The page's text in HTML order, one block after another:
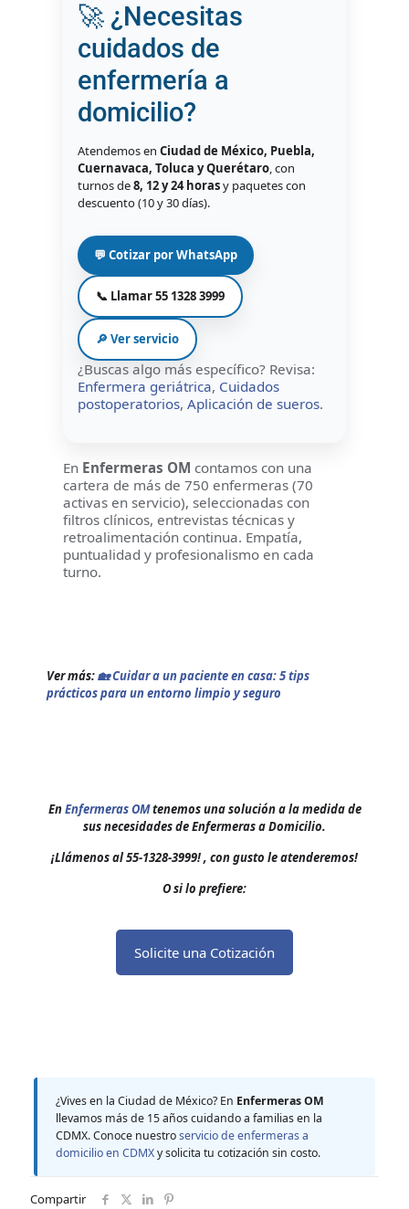
🚀 ¿Necesitas
cuidados de
enfermería a
domicilio?
Atendemos en Ciudad de México, Puebla,
Cuernavaca, Toluca y Querétaro, con
turnos de8, 12 y 24 horasy paquetes con
descuento (10 y 30 días).
💬 Cotizar por WhatsApp
📞 Llamar 55 1328 3999
🔎 Ver servicio
¿Buscas algo más específico? Revisa:
Enfermera geriátrica, Cuidados
postoperatorios, Aplicación de sueros.
En Enfermeras OM contamos con una
cartera de más de 750 enfermeras (70
activas en servicio), seleccionadas con
filtros clínicos, entrevistas técnicas y
retroalimentación continua. Empatía,
puntualidad y profesionalismo en cada
turno.
Ver más:🏡 Cuidar a un paciente en casa: 5 tips
prácticos para un entorno limpio y seguro
EnEnfermeras OMtenemos una solución a la medida de
sus necesidades de Enfermeras a Domicilio.
¡Llámenos al 55-1328-3999!, con gusto le atenderemos!
O si lo prefiere:
Solicite una Cotización
¿Vives en la Ciudad de México? En Enfermeras OM
llevamos más de 15 años cuidando a familias en la
CDMX. Conoce nuestroservicio de enfermeras a
domicilio en CDMXy solicita tu cotización sin costo.
Compartir